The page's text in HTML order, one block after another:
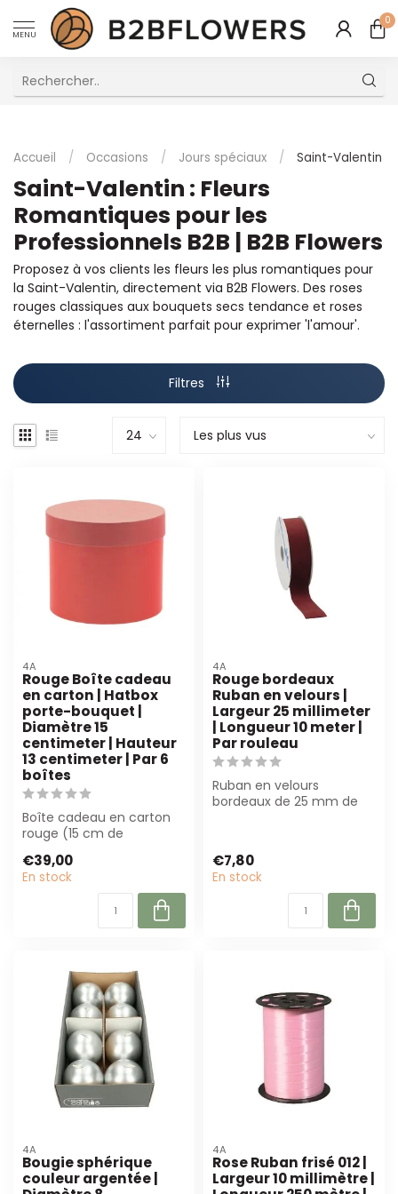
MENU
0
Accueil / Occasions / Jours spéciaux / Saint-Valentin
Saint-Valentin : Fleurs
Romantiques pour les
Professionnels B2B | B2B Flowers
Proposez à vos clients les fleurs les plus romantiques pour
la Saint-Valentin, directement via B2B Flowers. Des roses
rouges classiques aux bouquets secs tendance et roses
éternelles : l'assortiment parfait pour exprimer 'l'amour'.
Filtres
4A
Rouge Boîte cadeau
en carton | Hatbox
porte-bouquet |
Diamètre 15
centimeter | Hauteur
13 centimeter | Par 6
boîtes
Boîte cadeau en carton
rouge (15 cm de
hauteur) pour présenta...
€39,00
En stock
4A
Rouge bordeaux
Ruban en velours |
Largeur 25 millimeter
| Longueur 10 meter |
Par rouleau
Ruban en velours
bordeaux de 25 mm de
€7,80
En stock
4A
Bougie sphérique
couleur argentée |
4A
Rose Ruban frisé 012 |
Largeur 10 millimètre |